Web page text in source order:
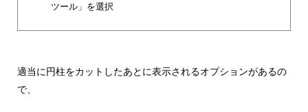
ツール」を選択
適当に円柱をカットしたあとに表示されるオプションがあるの
で、